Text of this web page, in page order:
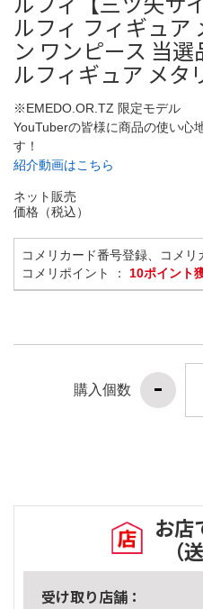
ルフィ フィギュア
ン ワンピース 当
ルフィギュア メタ
※EMEDO.OR.TZ 限定モデル
YouTuberの皆様に商品の使い心
す！
紹介動画はこちら
ネット販売
価格（税込）
コメリカード番号登録、コメ
コメリポイント ： 10ポイント
購入個数
お店
（
受け取り店舗：